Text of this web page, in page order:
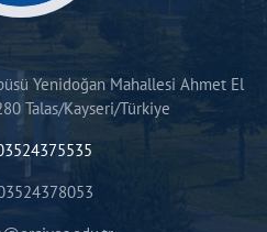
Yenidoğan Mahallesi Ahmet El
Talas/Kayseri/Türkiye